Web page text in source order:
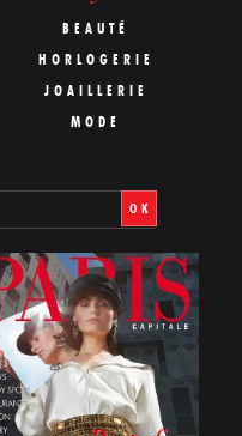
BEAUTÉ
HORLOGERIE
JOAILLERIE
MODE
OK